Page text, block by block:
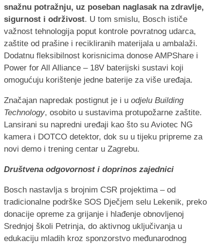
snažnu potražnju, uz poseban naglasak na zdravlje,
sigurnost i održivost. U tom smislu, Bosch ističe
važnost tehnologija poput kontrole povratnog udarca,
zaštite od prašine i recikliranih materijala u ambalaži.
Dodatnu fleksibilnost korisnicima donose AMPShare i
Power for All Alliance – 18V baterijski sustavi koji
omogućuju korištenje jedne baterije za više uređaja.
Značajan napredak postignut je i u odjelu Building
Technology, osobito u sustavima protupožarne zaštite.
Lansirani su napredni uređaji kao što su Aviotec NG
kamera i DOTCO detektor, dok su u tijeku pripreme za
novi demo i trening centar u Zagrebu.
Društvena odgovornost i doprinos zajednici
Bosch nastavlja s brojnim CSR projektima – od
tradicionalne podrške SOS Dječjem selu Lekenik, preko
donacije opreme za grijanje i hlađenje obnovljenoj
Srednjoj školi Petrinja, do aktivnog uključivanja u
edukaciju mladih kroz sponzorstvo međunarodnog